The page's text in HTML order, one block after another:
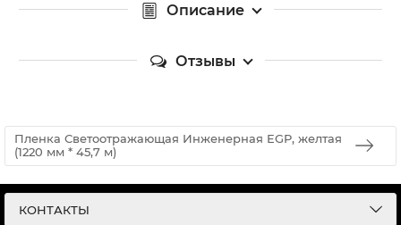
Описание
Отзывы
Пленка Светоотражающая Инженерная EGP, желтая
(1220 мм * 45,7 м)
КОНТАКТЫ